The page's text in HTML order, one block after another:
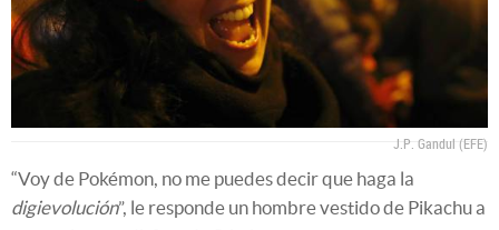
J.P. Gandul (EFE)
“Voy de Pokémon, no me puedes decir que haga la
digievolución”, le responde un hombre vestido de Pikachu a